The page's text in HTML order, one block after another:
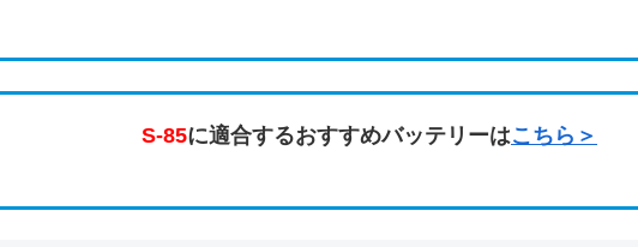
S-85に適合するおすすめバッテリーはこちら＞